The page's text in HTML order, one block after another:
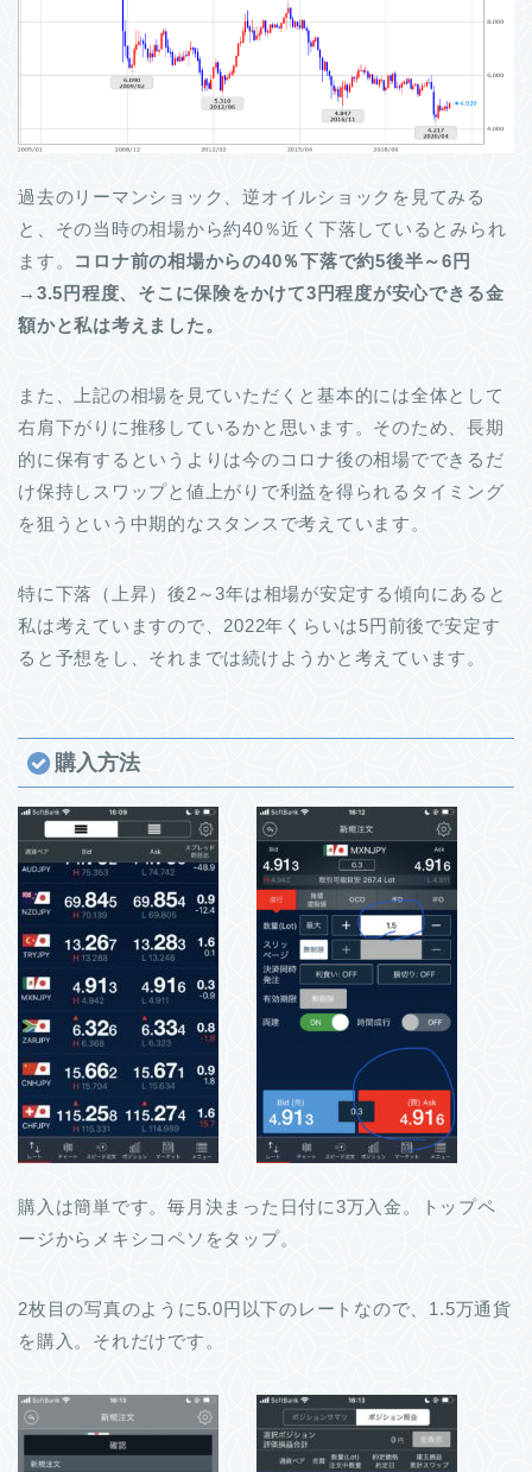
過去のリーマンショック、逆オイルショックを見てみる
と、その当時の相場から約40％近く下落しているとみられ
ます。
コロナ前の相場からの40％下落で約5後半～6円
→3.5円程度、そこに保険をかけて3円程度が安心できる金
額かと私は考えました。
また、上記の相場を見ていただくと基本的には全体として
右肩下がりに推移しているかと思います。そのため、長期
的に保有するというよりは今のコロナ後の相場でできるだ
け保持しスワップと値上がりで利益を得られるタイミング
を狙うという中期的なスタンスで考えています。
特に下落（上昇）後2～3年は相場が安定する傾向にあると
私は考えていますので、2022年くらいは5円前後で安定す
ると予想をし、それまでは続けようかと考えています。
購入方法
購入は簡単です。毎月決まった日付に3万入金。トップペ
ージからメキシコペソをタップ。
2枚目の写真のように5.0円以下のレートなので、1.5万通貨
を購入。それだけです。